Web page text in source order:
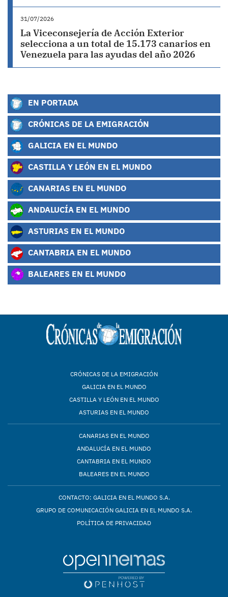
31/07/2026
La Viceconsejería de Acción Exterior
selecciona a un total de 15.173 canarios en
Venezuela para las ayudas del año 2026
EN PORTADA
CRÓNICAS DE LA EMIGRACIÓN
GALICIA EN EL MUNDO
CASTILLA Y LEÓN EN EL MUNDO
CANARIAS EN EL MUNDO
ANDALUCÍA EN EL MUNDO
ASTURIAS EN EL MUNDO
CANTABRIA EN EL MUNDO
BALEARES EN EL MUNDO
CRÓNICAS DE LA EMIGRACIÓN
GALICIA EN EL MUNDO
CASTILLA Y LEÓN EN EL MUNDO
ASTURIAS EN EL MUNDO
CANARIAS EN EL MUNDO
ANDALUCÍA EN EL MUNDO
CANTABRIA EN EL MUNDO
BALEARES EN EL MUNDO
CONTACTO: GALICIA EN EL MUNDO S.A.
GRUPO DE COMUNICACIÓN GALICIA EN EL MUNDO S.A.
POLÍTICA DE PRIVACIDAD